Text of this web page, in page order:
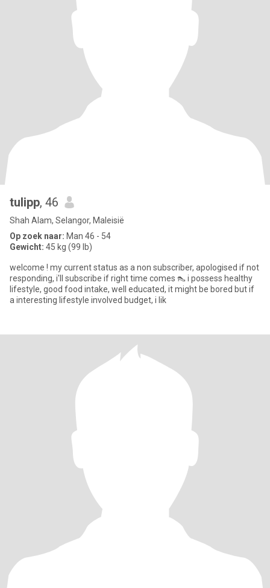
tulipp, 46
Shah Alam, Selangor, Maleisië
Op zoek naar: Man 46 - 54
Gewicht: 45 kg (99 lb)
welcome ! my current status as a non subscriber, apologised if not
responding, i'll subscribe if right time comes 👠 i possess healthy
lifestyle, good food intake, well educated, it might be bored but if
a interesting lifestyle involved budget, i lik